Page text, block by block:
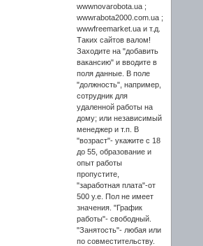
wwwnovarobota.ua ;
wwwrabota2000.com.ua ;
wwwfreemarket.ua и т.д.
Таких сайтов валом!
Заходите на "добавить
вакансию" и вводите в
поля данные. В поле
"должность", например,
сотрудник для
удаленной работы на
дому; или независимый
менеджер и т.п. В
"возраст"- укажите с 18
до 55, образование и
опыт работы
пропустите,
"заработная плата"-от
500 у.е. Пол не имеет
значения. "График
работы"- свободный.
"Занятость"- любая или
по совместительству.